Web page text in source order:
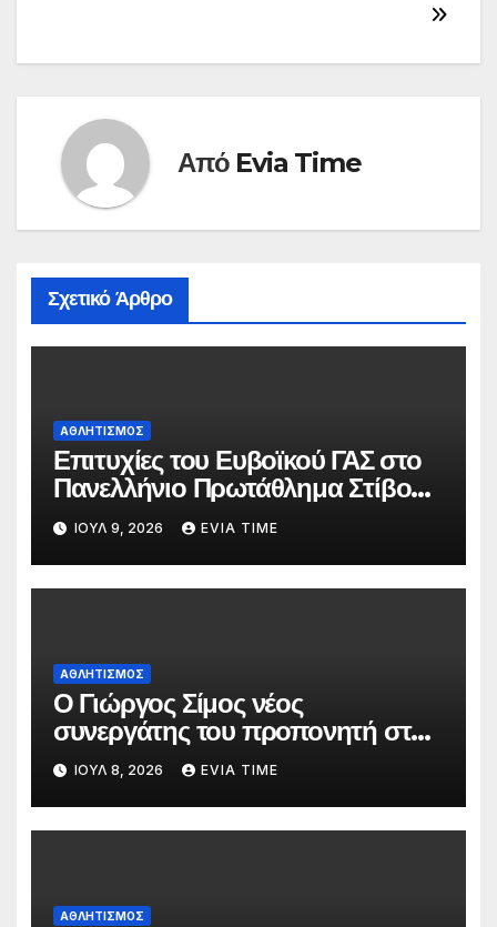
Από Evia Time
Σχετικό Άρθρο
ΑΘΛΗΤΙΣΜΟΣ
Επιτυχίες του Ευβοϊκού ΓΑΣ στο
Πανελλήνιο Πρωτάθλημα Στίβου
Κ20
ΙΟΎΛ 9, 2026 EVIA TIME
ΑΘΛΗΤΙΣΜΟΣ
Ο Γιώργος Σίμος νέος
συνεργάτης του προπονητή στην
ανδρική ομάδα της ΑΓΕΧ
ΙΟΎΛ 8, 2026 EVIA TIME
ΑΘΛΗΤΙΣΜΟΣ